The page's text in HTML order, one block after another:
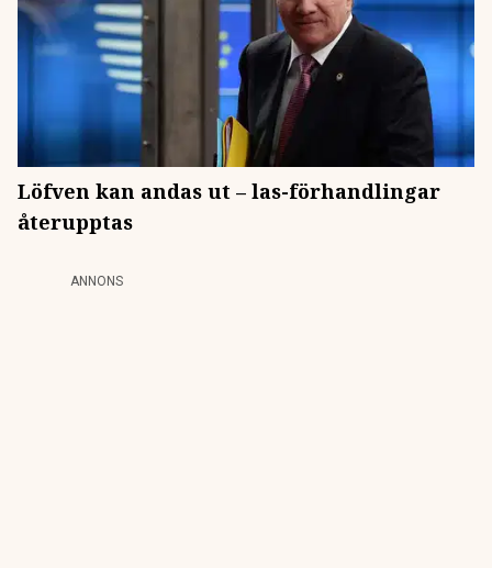
Löfven kan andas ut – las-förhandlingar
återupptas
ANNONS